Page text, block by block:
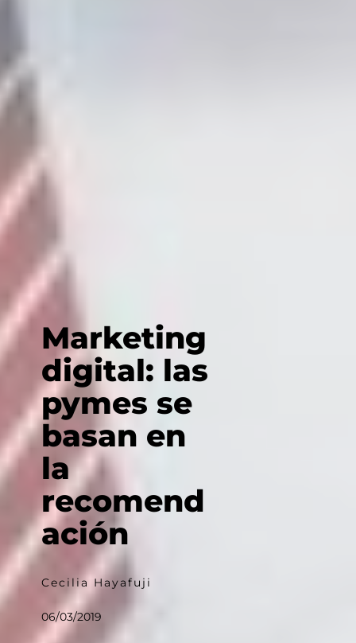
Marketing
digital: las
pymes se
basan en
la
recomend
ación
Cecilia Hayafuji
06/03/2019